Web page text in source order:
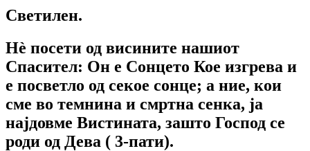
Светилен.
Нѐ посети од висините нашиот
Спасител: Он е Сонцето Кое изгрева и
е посветло од секое сонце; а ние, кои
сме во темнина и смртна сенка, ја
најдовме Вистината, зашто Господ се
роди од Дева ( 3-пати).